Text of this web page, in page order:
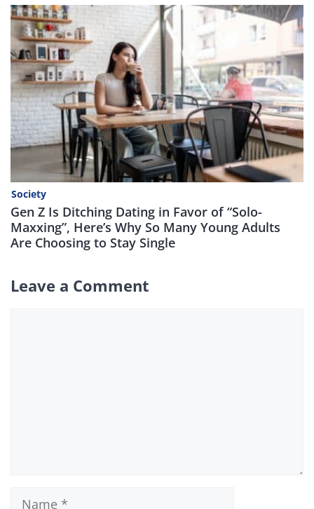
Society
Gen Z Is Ditching Dating in Favor of “Solo-
Maxxing”, Here’s Why So Many Young Adults
Are Choosing to Stay Single
Leave a Comment
Name